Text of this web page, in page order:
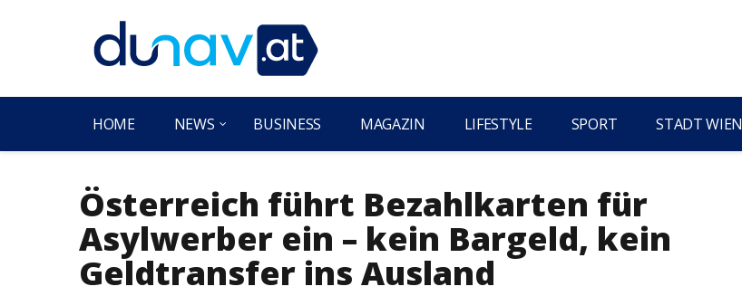
HOME NEWS BUSINESS MAGAZIN LIFESTYLE SPORT STADT WIEN
Österreich führt Bezahlkarten für
Asylwerber ein – kein Bargeld, kein
Geldtransfer ins Ausland